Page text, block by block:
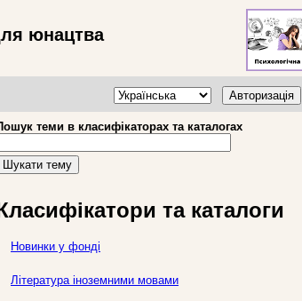
юнацтва
Авторизація
теми в класифікаторах та каталогах
Шукати тему
та каталоги
Новинки у фонді
Література іноземними мовами